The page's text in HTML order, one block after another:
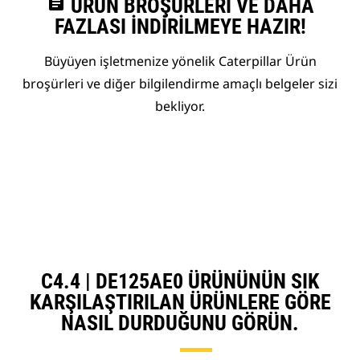
ÜRÜN BROŞÜRLERI VE DAHA
FAZLASI İNDIRILMEYE HAZIR!
Büyüyen işletmenize yönelik Caterpillar Ürün
broşürleri ve diğer bilgilendirme amaçlı belgeler sizi
bekliyor.
C4.4 | DE125AE0 ÜRÜNÜNÜN SIK
KARŞILAŞTIRILAN ÜRÜNLERE GÖRE
NASIL DURDUĞUNU GÖRÜN.